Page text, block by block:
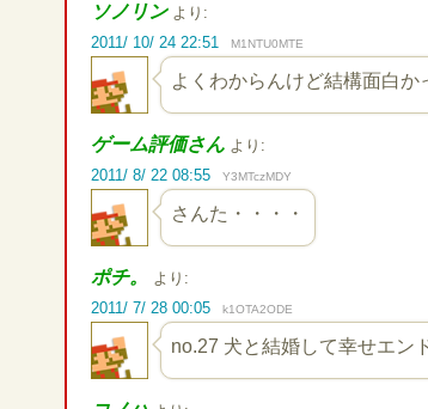
ソノリン より:
2011/ 10/ 24 22:51
M1NTU0MTE
よくわからんけど結構面白か
ゲーム評価さん より:
2011/ 8/ 22 08:55
Y3MTczMDY
さんた・・・・
ポチ。
より:
2011/ 7/ 28 00:05
k1OTA2ODE
no.27 犬と結婚して幸せエン